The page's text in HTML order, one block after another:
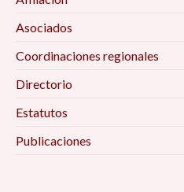
Asociados
Coordinaciones regionales
Directorio
Estatutos
Publicaciones